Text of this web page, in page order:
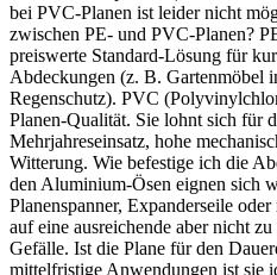
bei PVC-Planen ist leider nicht
zwischen PE- und PVC-Planen?
preiswerte Standard-Lösung für
Abdeckungen (z. B. Gartenmöbel
Regenschutz). PVC
Planen-Qualität. Sie lohnt sich für
Mehrjahreseinsatz, hohe
Witterung. Wie befestige ich die
den Aluminium-Ösen eignen sich
Planenspanner, Expanderseile
auf eine ausreichende aber nicht
Gefälle. Ist die Plane für den
mittelfristige Anwendungen ist sie